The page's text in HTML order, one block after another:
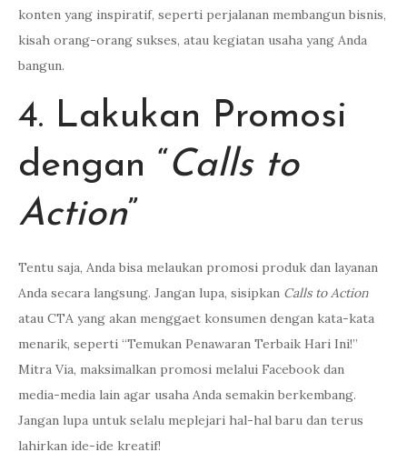
konten yang inspiratif, seperti perjalanan membangun bisnis,
kisah orang-orang sukses, atau kegiatan usaha yang Anda
bangun.
4. Lakukan Promosi
dengan “Calls to
Action”
Tentu saja, Anda bisa melaukan promosi produk dan layanan
Anda secara langsung. Jangan lupa, sisipkan Calls to Action
atau CTA yang akan menggaet konsumen dengan kata-kata
menarik, seperti “Temukan Penawaran Terbaik Hari Ini!”
Mitra Via, maksimalkan promosi melalui Facebook dan
media-media lain agar usaha Anda semakin berkembang.
Jangan lupa untuk selalu meplejari hal-hal baru dan terus
lahirkan ide-ide kreatif!